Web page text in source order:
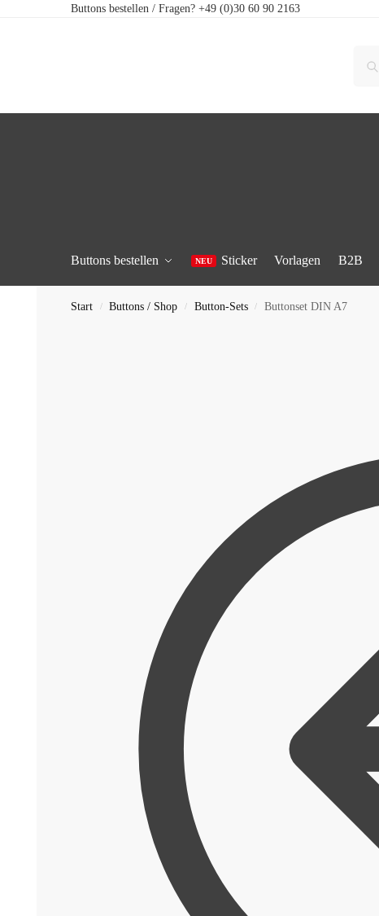
Buttons bestellen / Fragen? +49 (0)30 60 90 2163
Buttons bestellen Sticker Vorlagen B2B
Start / Buttons / Shop / Button-Sets / Buttonset DIN A7